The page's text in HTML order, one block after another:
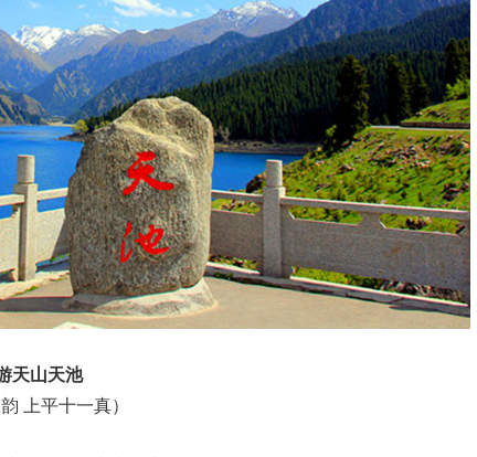
天山天池
韵 上平十一真）